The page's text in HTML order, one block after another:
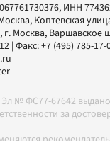
ИНН
Коптевская
, г. Москва, Варшавское
| Факс:+7 (495) 785-17-
№ ФС77-67642
за